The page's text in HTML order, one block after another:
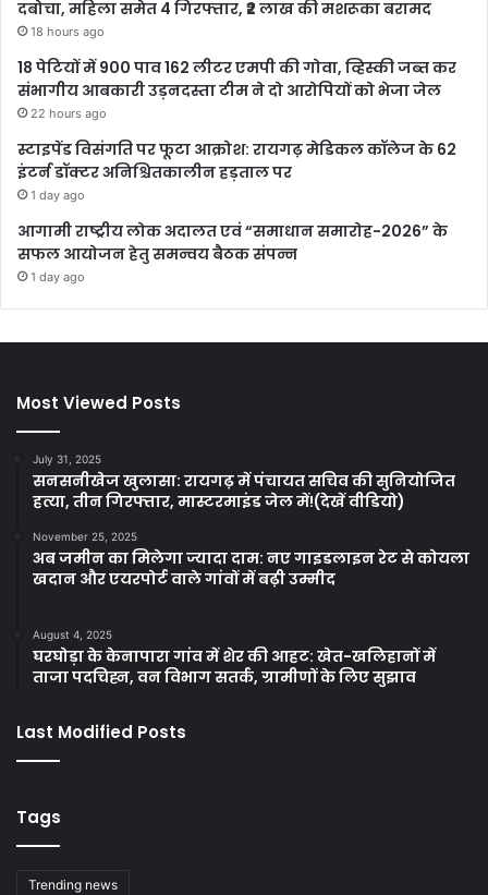
दबोचा, महिला समेत 4 गिरफ्तार, ₹2 लाख की मशरूका बरामद
18 hours ago
18 पेटियों में 900 पाव 162 लीटर एमपी की गोवा, व्हिस्की जब्त कर
संभागीय आबकारी उड़नदस्ता टीम ने दो आरोपियों को भेजा जेल
22 hours ago
स्टाइपेंड विसंगति पर फूटा आक्रोश: रायगढ़ मेडिकल कॉलेज के 62
इंटर्न डॉक्टर अनिश्चितकालीन हड़ताल पर
1 day ago
आगामी राष्ट्रीय लोक अदालत एवं “समाधान समारोह-2026” के
सफल आयोजन हेतु समन्वय बैठक संपन्न
1 day ago
Most Viewed Posts
July 31, 2025
सनसनीखेज खुलासा: रायगढ़ में पंचायत सचिव की सुनियोजित
हत्या, तीन गिरफ्तार, मास्टरमाइंड जेल में!(देखें वीडियो)
November 25, 2025
अब जमीन का मिलेगा ज्यादा दाम: नए गाइडलाइन रेट से कोयला
खदान और एयरपोर्ट वाले गांवों में बढ़ी उम्मीद
August 4, 2025
घरघोड़ा के केनापारा गांव में शेर की आहट: खेत-खलिहानों में
ताजा पदचिह्न, वन विभाग सतर्क, ग्रामीणों के लिए सुझाव
Last Modified Posts
Tags
Trending news